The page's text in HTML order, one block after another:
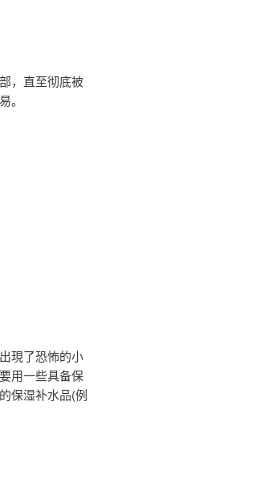
，直至彻底被
。
現了恐怖的小
用一些具备保
保湿补水品(例